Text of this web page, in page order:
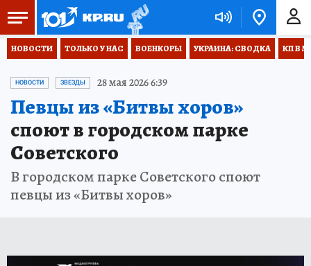
НОВОСТИ ТОЛЬКО У НАС ВОЕНКОРЫ УКРАИНА: СВОДКА КП В
НОВОСТИ ЗВЕЗДЫ 28 мая 2026 6:39
Певцы из «Битвы хоров»
споют в городском парке
Советского
В городском парке Советского споют
певцы из «Битвы хоров»